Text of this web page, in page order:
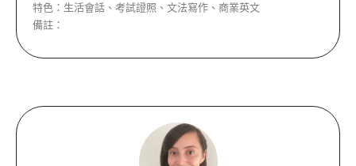
特色： 生活會話、考試證照、文法寫作、商業英文
備註：